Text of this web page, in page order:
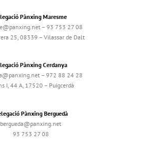
Pànxing Maresme
– 93 753 27 08
25, 08339 – Vilassar de Dalt
Pànxing Cerdanya
– 972 88 24 28
I, 44 A, 17520 – Puigcerdà
Pànxing Berguedà
bergueda@panxing.net
93 753 27 08